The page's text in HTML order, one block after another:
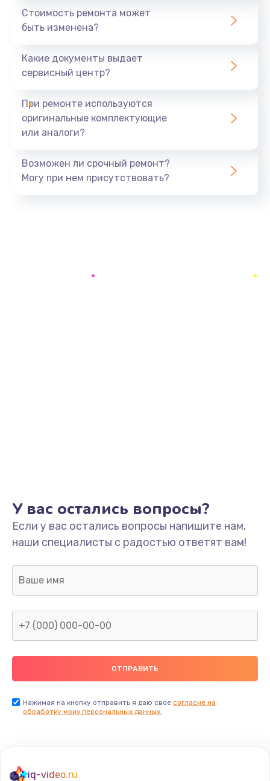
Стоимость ремонта может
быть изменена?
Какие документы выдает
сервисный центр?
При ремонте используются
оригинальные комплектующие
или аналоги?
Возможен ли срочный ремонт?
Могу при нем присутствовать?
У вас остались вопросы?
Если у вас остались вопросы напишите нам,
наши специалисты с радостью ответят вам!
Нажимая на кнопку отправить я даю свое согласие на
обработку моих персональных данных.
iq-video.ru